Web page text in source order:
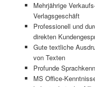
Mehrjährige
Verlagsgeschäft
Professionell und
direkten
Gute textliche
von Texten
Profunde
MS Office-